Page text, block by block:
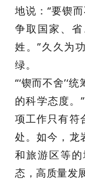
地说：“要锲
争取国家、
姓。”久久为
绿。
“‘锲而不舍’‘
的科学态度。
项工作只有符
处。如今，龙
和旅游区等的
态，高质量发